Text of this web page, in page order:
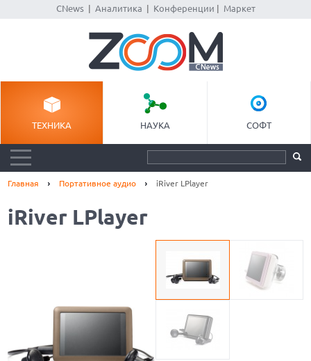
CNews| Аналитика Конференции Маркет
ТЕХНИКА НАУКА СОФТ
Главная Портативное аудио iRiver LPlayer
iRiver LPlayer